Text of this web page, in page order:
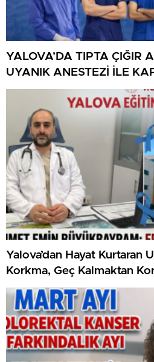
YALOVA’DA TIPTA ÇIĞIR
UYANIK ANESTEZİ İLE
AMELİYATI BAŞARIYLA
Yalova’dan Hayat Kurtaran
Korkma, Geç Kalmaktan